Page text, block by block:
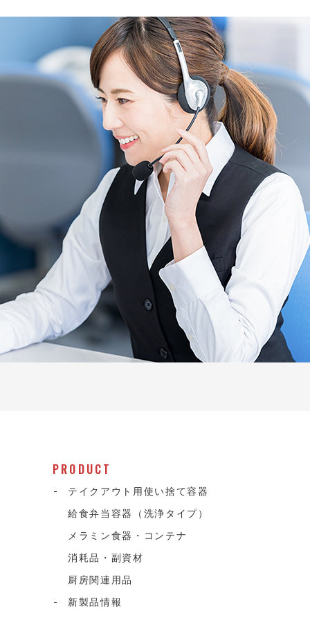
PRODUCT
テイクアウト用使い捨て容器
給食弁当容器（洗浄タイプ）
メラミン食器・コンテナ
消耗品・副資材
厨房関連用品
新製品情報